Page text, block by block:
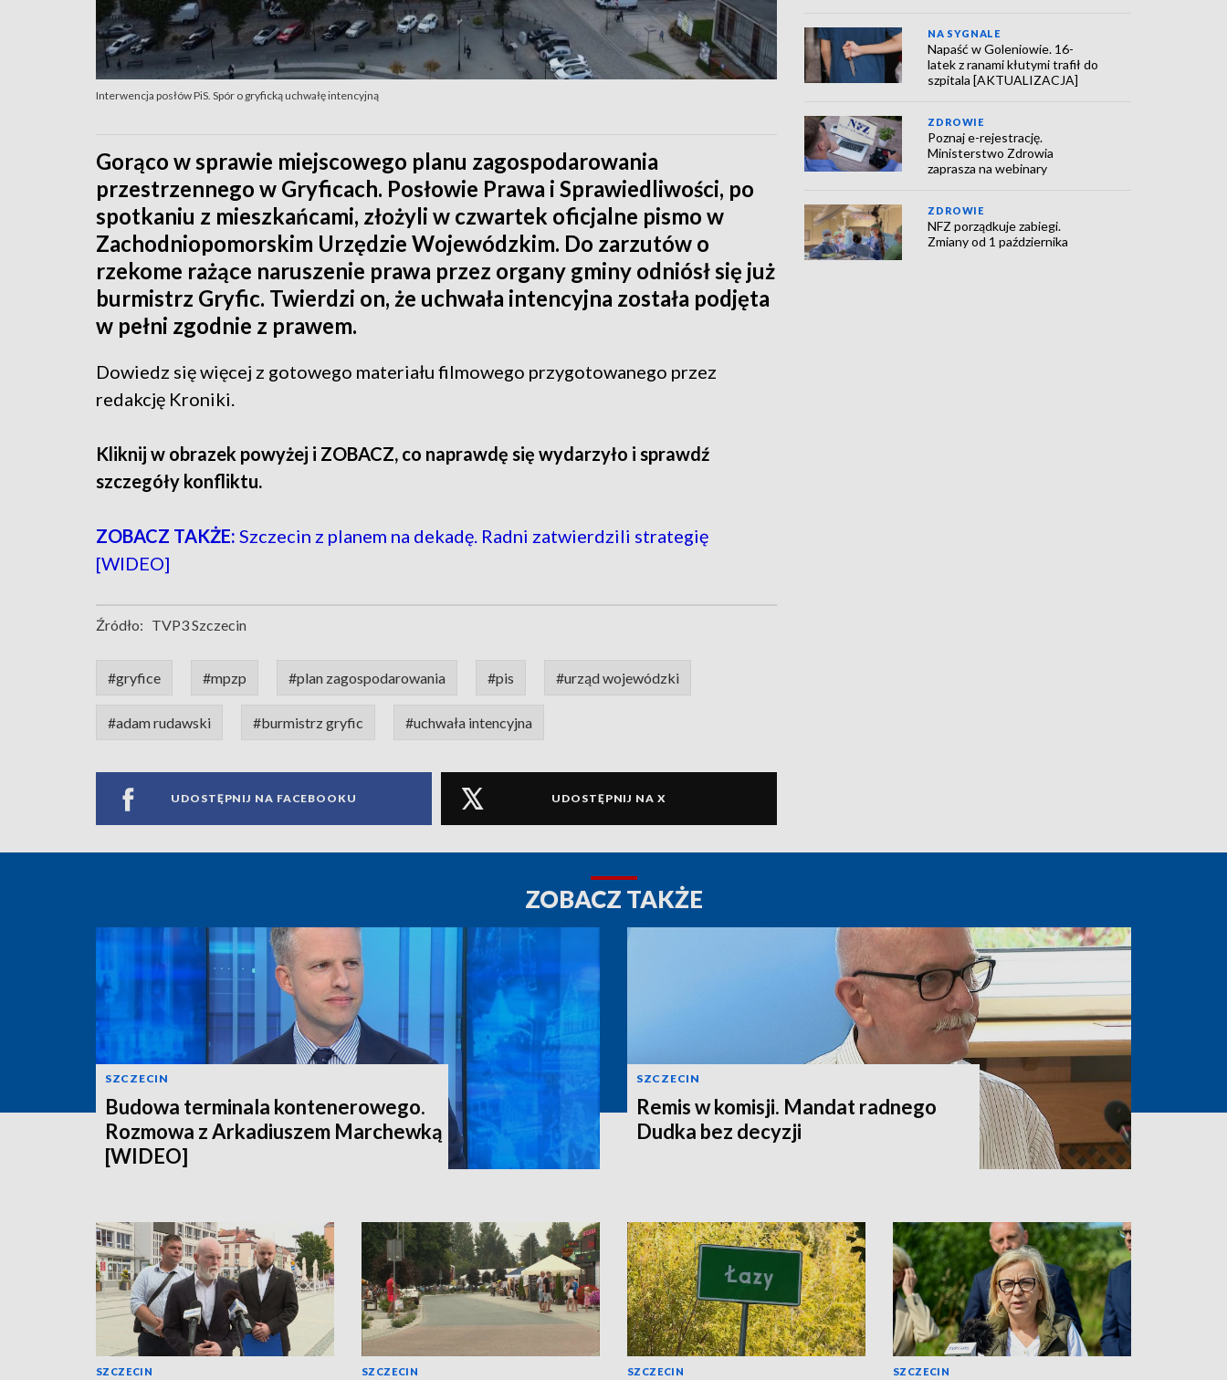
Interwencja posłów PiS. Spór o gryficką uchwałę intencyjną
Gorąco w sprawie miejscowego planu zagospodarowania
przestrzennego w Gryficach. Posłowie Prawa i Sprawiedliwości, po
spotkaniu z mieszkańcami, złożyli w czwartek oficjalne pismo w
Zachodniopomorskim Urzędzie Wojewódzkim. Do zarzutów o
rzekome rażące naruszenie prawa przez organy gminy odniósł się już
burmistrz Gryfic. Twierdzi on, że uchwała intencyjna została podjęta
w pełni zgodnie z prawem.
Dowiedz się więcej z gotowego materiału filmowego przygotowanego przez
redakcję Kroniki.
Kliknij w obrazek powyżej i ZOBACZ, co naprawdę się wydarzyło i sprawdź
szczegóły konfliktu.
ZOBACZ TAKŻE: Szczecin z planem na dekadę. Radni zatwierdzili strategię
[WIDEO]
Źródło: TVP3 Szczecin
#gryfice #mpzp #plan zagospodarowania #pis #urząd wojewódzki
#adam rudawski #burmistrz gryfic #uchwała intencyjna
UDOSTĘPNIJ NA FACEBOOKU UDOSTĘPNIJ NA X
NA SYGNALE
Napaść w Goleniowie. 16-
latek z ranami kłutymi trafił do
szpitala [AKTUALIZACJA]
ZDROWIE
Poznaj e-rejestrację.
Ministerstwo Zdrowia
zaprasza na webinary
ZDROWIE
NFZ porządkuje zabiegi.
Zmiany od 1 października
ZOBACZ TAKŻE
SZCZECIN
Budowa terminala kontenerowego.
Rozmowa z Arkadiuszem Marchewką
[WIDEO]
SZCZECIN
Remis w komisji. Mandat radnego
Dudka bez decyzji
SZCZECIN SZCZECIN SZCZECIN SZCZECIN